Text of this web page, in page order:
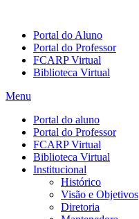
Portal do Aluno
Portal do Professor
FCARP Virtual
Biblioteca Virtual
Menu
Portal do aluno
Portal do Professor
FCARP Virtual
Biblioteca Virtual
Institucional
Histórico
Visão e Objetivos
Diretoria